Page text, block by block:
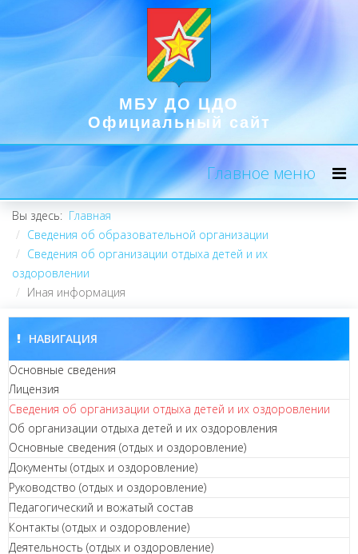
МБУ ДО ЦДО
Официальный сайт
Главное меню
Вы здесь: Главная
Сведения об образовательной организации
Сведения об организации отдыха детей и их
оздоровлении
Иная информация
НАВИГАЦИЯ
Основные сведения
Лицензия
Сведения об организации отдыха детей и их оздоровлении
Об организации отдыха детей и их оздоровления
Основные сведения (отдых и оздоровление)
Документы (отдых и оздоровление)
Руководство (отдых и оздоровление)
Педагогический и вожатый состав
Контакты (отдых и оздоровление)
Деятельность (отдых и оздоровление)